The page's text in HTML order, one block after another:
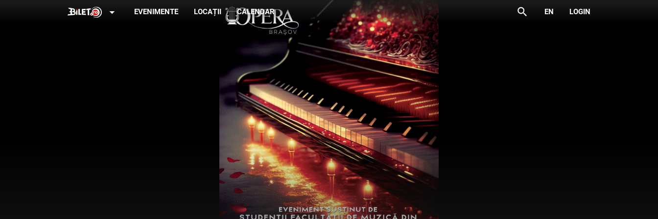
arrow_drop_down EVENIMENTE LOCAȚII CALENDAR search EN LOGIN